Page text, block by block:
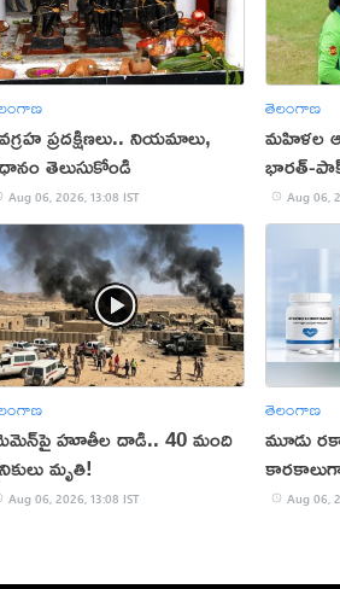
ప్రదక్షిణలు.. నియమాలు,
తెలుసుకోండి
Aug 06, 2026, 13:08 IST
తెలంగాణ
మహిళల
భారత్-
Aug 06,
హూతీల దాడి.. 40 మంది
మృతి!
Aug 06, 2026, 13:08 IST
తెలంగాణ
మూడు
కారకాలుగా
Aug 06,